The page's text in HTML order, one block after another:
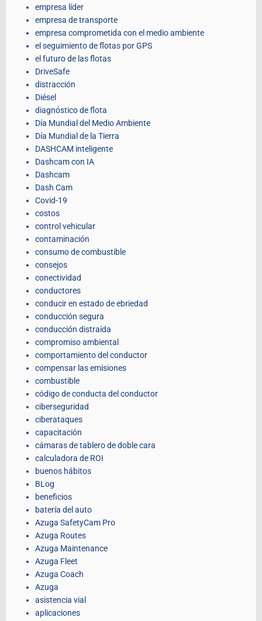
empresa líder
empresa de transporte
empresa comprometida con el medio ambiente
el seguimiento de flotas por GPS
el futuro de las flotas
DriveSafe
distracción
Diésel
diagnóstico de flota
Día Mundial del Medio Ambiente
Día Mundial de la Tierra
DASHCAM inteligente
Dashcam con IA
Dashcam
Dash Cam
Covid-19
costos
control vehicular
contaminación
consumo de combustible
consejos
conectividad
conductores
conducir en estado de ebriedad
conducción segura
conducción distraída
compromiso ambiental
comportamiento del conductor
compensar las emisiones
combustible
código de conducta del conductor
ciberseguridad
ciberataques
capacitación
cámaras de tablero de doble cara
calculadora de ROI
buenos hábitos
BLog
beneficios
batería del auto
Azuga SafetyCam Pro
Azuga Routes
Azuga Maintenance
Azuga Fleet
Azuga Coach
Azuga
asistencia vial
aplicaciones